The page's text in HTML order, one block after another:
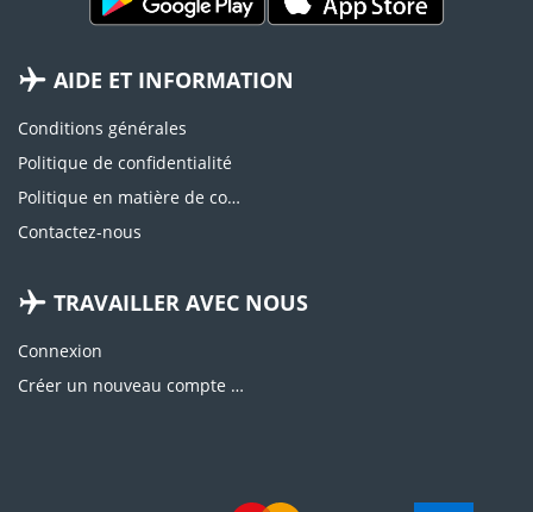
AIDE ET INFORMATION
Conditions générales
Politique de confidentialité
Politique en matière de cookies
Contactez-nous
TRAVAILLER AVEC NOUS
Connexion
Créer un nouveau compte d'agence